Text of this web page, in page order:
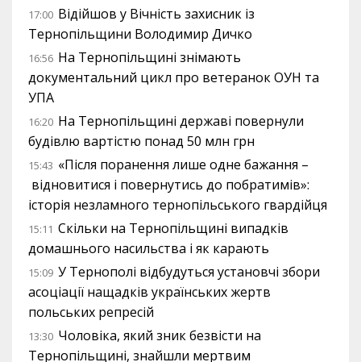
17:00 Відійшов у Вічність захисник із
Тернопільщини Володимир Дичко
16:56 На Тернопільщині знімають
документальний цикл про ветеранок ОУН та
УПА
16:20 На Тернопільщині державі повернули
будівлю вартістю понад 50 млн грн
15:43 «Після поранення лише одне бажання –
відновитися і повернутись до побратимів»:
історія незламного тернопільського гвардійця
15:11 Скільки на Тернопільщині випадків
домашнього насильства і як карають
15:09 У Тернополі відбудуться установчі збори
асоціації нащадків українських жертв
польських репресій
13:30 Чоловіка, який зник безвісти на
Тернопільщині, знайшли мертвим